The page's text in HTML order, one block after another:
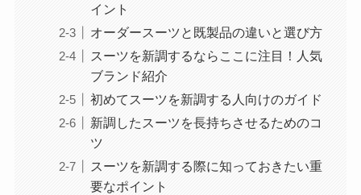
イント
オーダースーツと既製品の違いと選び方
スーツを新調するならここに注目！人気
ブランド紹介
初めてスーツを新調する人向けのガイド
新調したスーツを長持ちさせるためのコ
ツ
スーツを新調する際に知っておきたい重
要なポイント